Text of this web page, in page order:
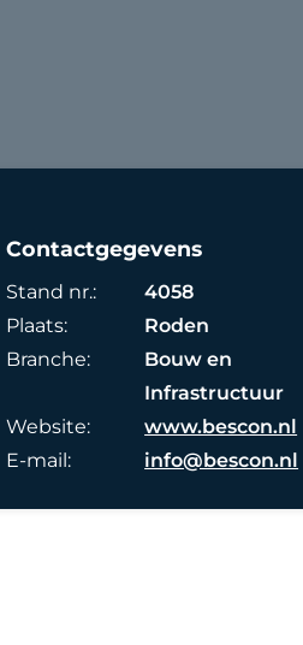
Contactgegevens
Stand nr.:
4058
Plaats:
Roden
Branche:
Bouw en
Infrastructuur
Website:
www.bescon.nl
E-mail:
info@bescon.nl